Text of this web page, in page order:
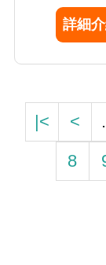
應尋求專
112年傑出主
詳細
|< <
8